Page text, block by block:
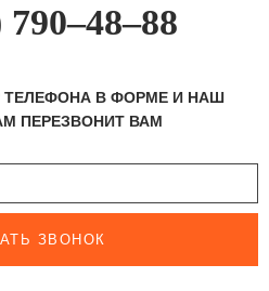
ТЕЛЕФОНА В ФОРМЕ И НАШ
ПЕРЕЗВОНИТ ВАМ
ЗВОНОК